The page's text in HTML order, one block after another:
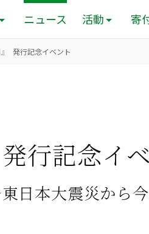
ニュース 活動 寄
』 発行記念イベント
行記念イ
日本大震災から